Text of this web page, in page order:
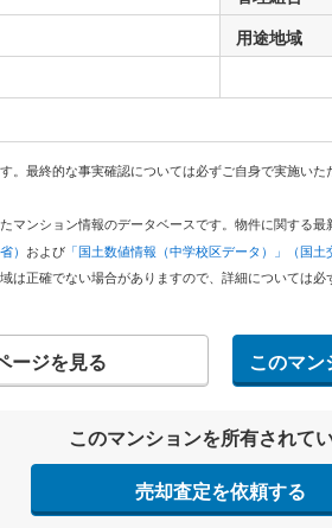
用途地域
最終的な事実確認については必ずご自身で実施いた
ンション情報のデータベースです。物件に関する最
） および 「国土数値情報（中学校区データ）」（国土
正確でない場合がありますので、詳細については必
ージを見る このマン
このマンションを所有されて
売却査定を依頼する